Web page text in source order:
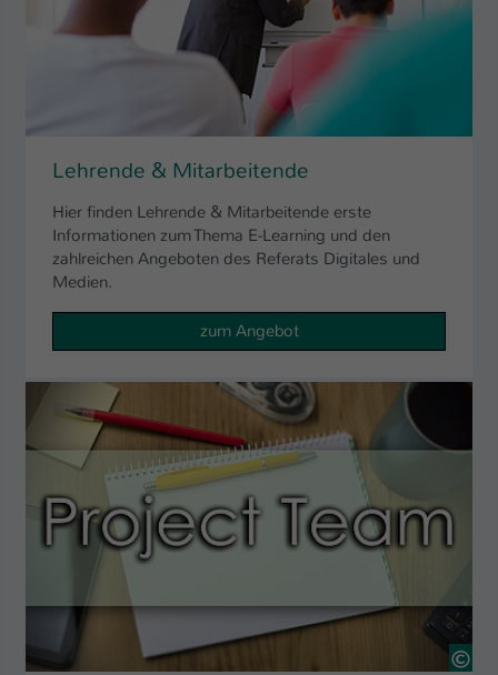
Lehrende & Mitarbeitende
Hier finden Lehrende & Mitarbeitende erste
Informationen zum Thema E-Learning und den
zahlreichen Angeboten des Referats Digitales und
Medien.
zum Angebot